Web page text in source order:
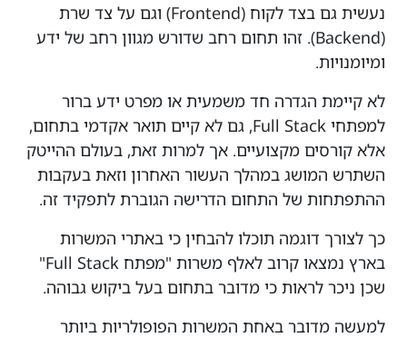
נעשית גם בצד לקוח (Frontend) וגם על צד שרת
(Backend). זהו תחום רחב שדורש מגוון רחב של ידע
ומיומנויות.
לא קיימת הגדרה חד משמעית או מפרט ידע ברור
למפתחי Full Stack, גם לא קיים תואר אקדמי בתחום,
אלא קורסים מקצועיים. אך למרות זאת, בעולם ההייטק
השתרש המושג במהלך העשור האחרון וזאת בעקבות
ההתפתחות של התחום הדרישה הגוברת לתפקיד זה.
כך לצורך דוגמה תוכלו להבחין כי באתרי המשרות
בארץ נמצאו קרוב לאלף משרות "מפתח Full Stack"
שכן ניכר לראות כי מדובר בתחום בעל ביקוש גבוהה.
למעשה מדובר באחת המשרות הפופולריות ביותר